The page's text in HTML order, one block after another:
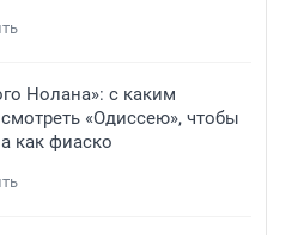
Нолана»: с каким
«Одиссею», чтобы
как фиаско